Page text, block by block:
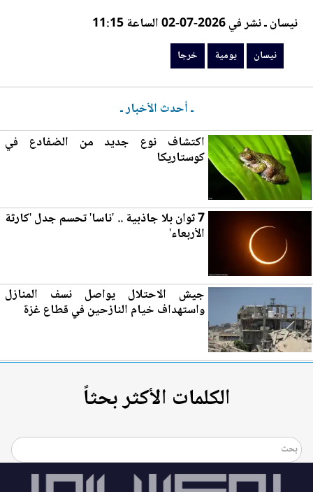
نيسان ـ نشر في 2026-07-02 الساعة 11:15
نيسان يومية خرجا
ـ أحدث الأخبار ـ
اكتشاف نوع جديد من الضفادع في
كوستاريكا
7 ثوان بلا جاذبية .. 'ناسا' تحسم جدل 'كارثة
الأربعاء'
جيش الاحتلال يواصل نسف المنازل
واستهداف خيام النازحين في قطاع غزة
الكلمات الأكثر بحثاً